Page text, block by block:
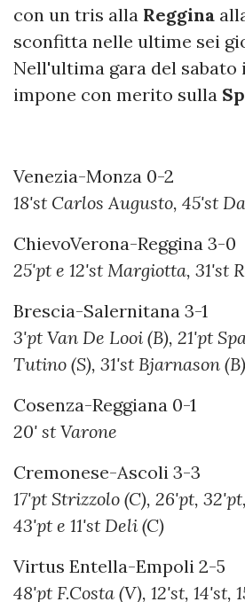
con un tris alla Reggina
sconfitta nelle ultime sei
Nell'ultima gara del sabato
impone con merito sulla
Venezia-Monza 0-2
18'st Carlos Augusto, 45'st
ChievoVerona-Reggina 3-0
25'pt e 12'st Margiotta, 31'st
Brescia-Salernitana 3-1
3'pt Van De Looi (B), 21'pt
Tutino (S), 31'st Bjarnason (B)
Cosenza-Reggiana 0-1
20' st Varone
Cremonese-Ascoli 3-3
17'pt Strizzolo (C), 26'pt,
43'pt e 11'st Deli (C)
Virtus Entella-Empoli 2-5
48'pt F.Costa (V), 12'st, 14'st,